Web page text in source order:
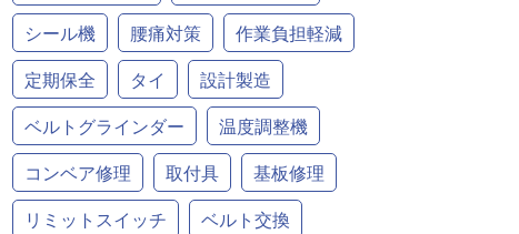
シール機
腰痛対策
作業負担軽減
定期保全
タイ
設計製造
ベルトグラインダー
温度調整機
コンベア修理
取付具
基板修理
リミットスイッチ
ベルト交換